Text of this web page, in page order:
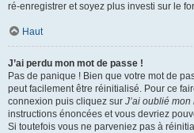
ré-enregistrer et soyez plus investi sur le
Haut
J’ai perdu mon mot de passe !
Pas de panique ! Bien que votre mot de
peut facilement être réinitialisé. Pour ce
connexion puis cliquez sur J’ai oublié
instructions énoncées et vous devriez
Si toutefois vous ne parveniez pas à